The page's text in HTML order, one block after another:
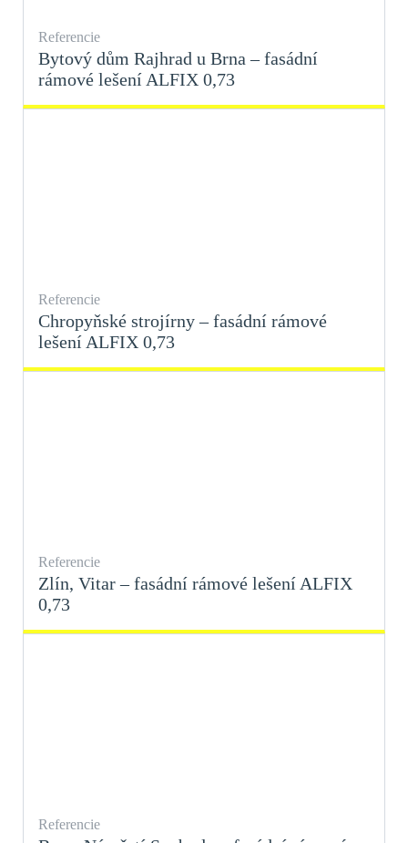
Referencie
Bytový dům Rajhrad u Brna – fasádní
rámové lešení ALFIX 0,73
Referencie
Chropyňské strojírny – fasádní rámové
lešení ALFIX 0,73
Referencie
Zlín, Vitar – fasádní rámové lešení ALFIX
0,73
Referencie